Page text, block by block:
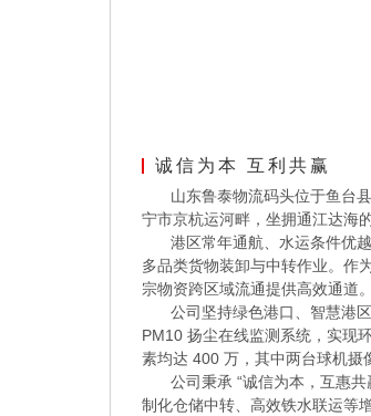
诚信为本 互利共赢
山东鲁泰物流码头位于鱼台
宁市京杭运河畔，坐拥通江达海
港区常年通航、水运条件优
多品类货物装卸与中转作业。作
宗物资跨区域流通提供高效通道。
公司坚持绿色港口、智慧港
PM10 扬尘在线监测系统，实现
素均达 400 万，其中两台球机摄
公司秉承 “诚信为本，互惠
制化仓储中转、高效铁水联运等